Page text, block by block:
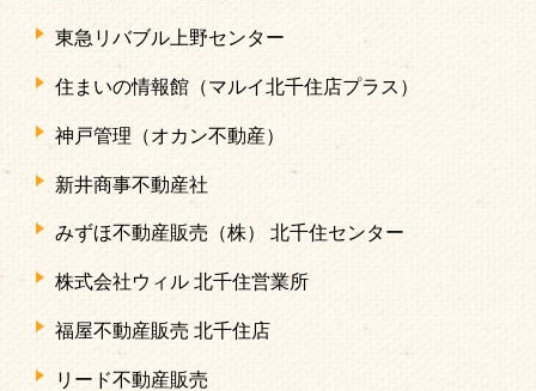
東急リバブル上野センター
住まいの情報館（マルイ北千住店プラス）
神戸管理（オカン不動産）
新井商事不動産社
みずほ不動産販売（株） 北千住センター
株式会社ウィル 北千住営業所
福屋不動産販売 北千住店
リード不動産販売